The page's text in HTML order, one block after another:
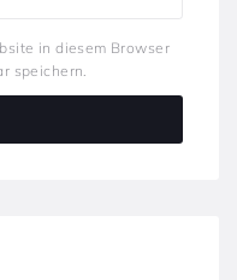
in diesem Browser
speichern.